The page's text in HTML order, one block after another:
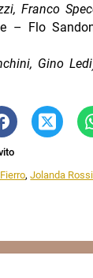
Franco
– Flo
Gino
,Jolanda